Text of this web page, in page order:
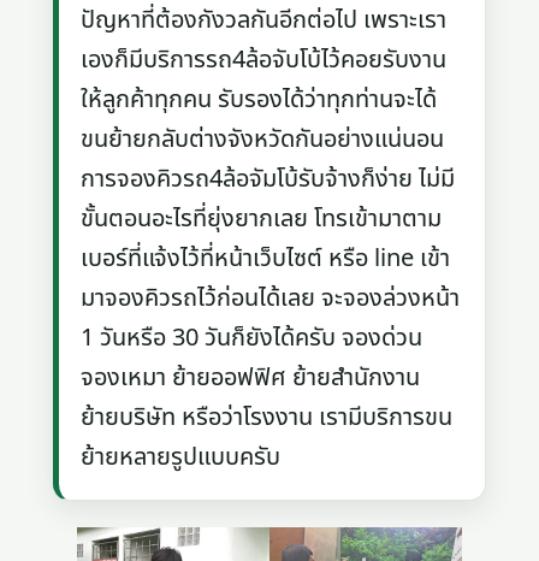
ปัญหาที่ต้องกังวลกันอีกต่อไป เพราะเรา
เองก็มีบริการรถ4ล้อจับโบ้ไว้คอยรับงาน
ให้ลูกค้าทุกคน รับรองได้ว่าทุกท่านจะได้
ขนย้ายกลับต่างจังหวัดกันอย่างแน่นอน
การจองคิวรถ4ล้อจัมโบ้รับจ้างก็ง่าย ไม่มี
ขั้นตอนอะไรที่ยุ่งยากเลย โทรเข้ามาตาม
เบอร์ที่แจ้งไว้ที่หน้าเว็บไซต์ หรือ line เข้า
มาจองคิวรถไว้ก่อนได้เลย จะจองล่วงหน้า
1 วันหรือ 30 วันก็ยังได้ครับ จองด่วน
จองเหมา ย้ายออฟฟิศ ย้ายสำนักงาน
ย้ายบริษัท หรือว่าโรงงาน เรามีบริการขน
ย้ายหลายรูปแบบครับ